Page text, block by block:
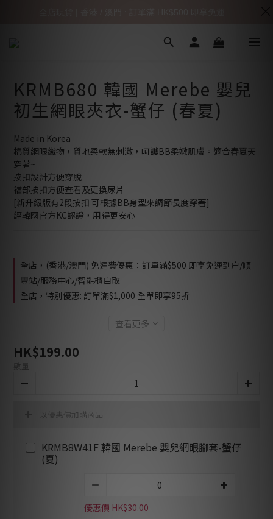
KRMB680 韓國 Merebe 嬰兒
初生網眼夾衣-蟹仔 (春夏)
Made in Korea
棉質網眼織物，質地柔軟無刺激，呵護BB柔嫩肌膚。適合春夏天
穿著~
按扣設計方便穿脫
襠部按扣方便查看及更換尿片
[新升級版有2段按扣 可根據BB身型來調節長度穿著]
經韓國官方KC認證，用得更安心
全店，(香港/澳門) 免運費優惠：訂單滿$500 即享免運到户/順
豐站/服務中心/智能櫃自取
全店，特別優惠: 訂單滿$1,000 全單即享95折
查看更多
HK$199.00
數量
以優惠價加購商品
KRMB8W41F 韓國 Merebe 嬰兒網眼腳套-蟹仔
(夏)
優惠價 HK$30.00